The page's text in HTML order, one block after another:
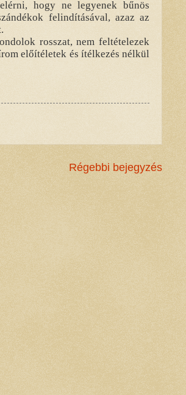
hogy ne legyenek bűnös
felindításával, azaz az
rosszat, nem feltételezek
előítéletek és ítélkezés nélkül
Régebbi bejegyzés